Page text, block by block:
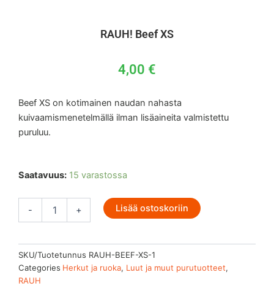
RAUH! Beef XS
4,00 €
Beef XS on kotimainen naudan nahasta
kuivaamismenetelmällä ilman lisäaineita valmistettu
puruluu.
Saatavuus: 15 varastossa
-
RAUH!
XS
määrä
+ Lisää ostoskoriin
SKU/Tuotetunnus RAUH-BEEF-XS-1
Categories Herkut ja ruoka, Luut ja muut purutuotteet,
RAUH